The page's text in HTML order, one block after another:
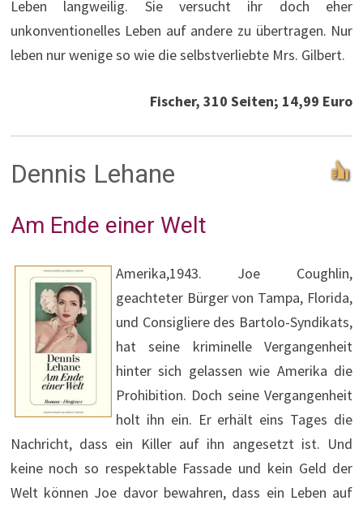
Leben langweilig. Sie versucht ihr doch eher
unkonventionelles Leben auf andere zu übertragen. Nur
leben nur wenige so wie die selbstverliebte Mrs. Gilbert.
Fischer, 310 Seiten; 14,99 Euro
Dennis Lehane
Am Ende einer Welt
Amerika,1943. Joe Coughlin,
geachteter Bürger von Tampa, Florida,
und Consigliere des Bartolo-Syndikats,
hat seine kriminelle Vergangenheit
hinter sich gelassen wie Amerika die
Prohibition. Doch seine Vergangenheit
holt ihn ein. Er erhält eins Tages die
Nachricht, dass ein Killer auf ihn angesetzt ist. Und
keine noch so respektable Fassade und kein Geld der
Welt können Joe davor bewahren, dass ein Leben auf